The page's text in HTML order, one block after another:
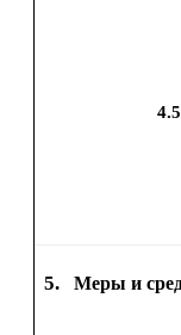
4.5
5. Меры и